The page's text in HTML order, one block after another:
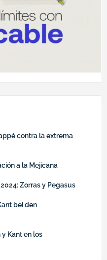
contra la extrema
a la Mejicana
Zorras y Pegasus
bei den
Kant en los